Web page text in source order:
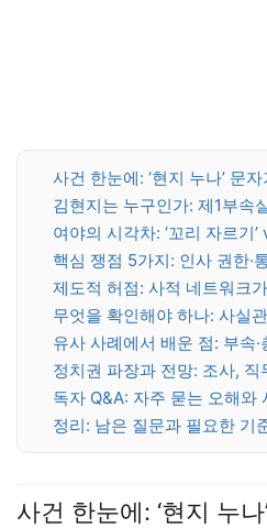
사건 한눈에: ‘현지 누나’ 문
김현지는 누구인가: 제1부속
여야의 시각차: ‘꼬리 자르기’
핵심 쟁점 5가지: 인사 권한·
제도적 허점: 사적 네트워크
무엇을 확인해야 하나: 사실
유사 사례에서 배운 점: 부속·
정치권 파장과 전망: 조사,
독자 Q&A: 자주 묻는 오해와
정리: 남은 질문과 필요한 기
사건 한눈에: ‘현지 누